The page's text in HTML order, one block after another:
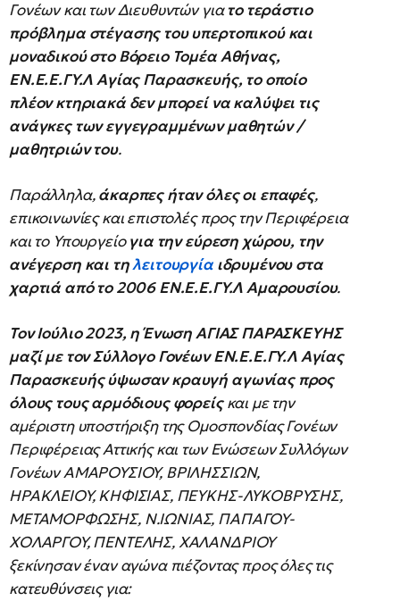
Γονέων και των Διευθυντών γιατο τεράστιο
πρόβλημα στέγασης του υπερτοπικού και
μοναδικού στο Βόρειο Τομέα Αθήνας,
ΕΝ.Ε.Ε.ΓΥ.Λ Αγίας Παρασκευής, το οποίο
πλέον κτηριακά δεν μπορεί να καλύψει τις
ανάγκες των εγγεγραμμένων μαθητών /
μαθητριών του.
Παράλληλα,άκαρπες ήταν όλες οι επαφές,
επικοινωνίες και επιστολές προς την Περιφέρεια
και το Υπουργείογια την εύρεση χώρου, την
ανέγερση και τηλειτουργίαιδρυμένου στα
χαρτιά από το 2006 ΕΝ.Ε.Ε.ΓΥ.Λ Αμαρουσίου.
Τον Ιούλιο 2023, η Ένωση ΑΓΙΑΣ ΠΑΡΑΣΚΕΥΗΣ
μαζί με τον Σύλλογο Γονέων ΕΝ.Ε.Ε.ΓΥ.Λ Αγίας
Παρασκευής ύψωσαν κραυγή αγωνίας προς
όλους τους αρμόδιους φορείςκαι με την
αμέριστη υποστήριξη της Ομοσπονδίας Γονέων
Περιφέρειας Αττικής και των Ενώσεων Συλλόγων
Γονέων ΑΜΑΡΟΥΣΙΟΥ, ΒΡΙΛΗΣΣΙΩΝ,
ΗΡΑΚΛΕΙΟΥ, ΚΗΦΙΣΙΑΣ, ΠΕΥΚΗΣ-ΛΥΚΟΒΡΥΣΗΣ,
ΜΕΤΑΜΟΡΦΩΣΗΣ, Ν.ΙΩΝΙΑΣ, ΠΑΠΑΓΟΥ-
ΧΟΛΑΡΓΟΥ, ΠΕΝΤΕΛΗΣ, ΧΑΛΑΝΔΡΙΟΥ
ξεκίνησαν έναν αγώνα πιέζοντας προς όλες τις
κατευθύνσεις για: